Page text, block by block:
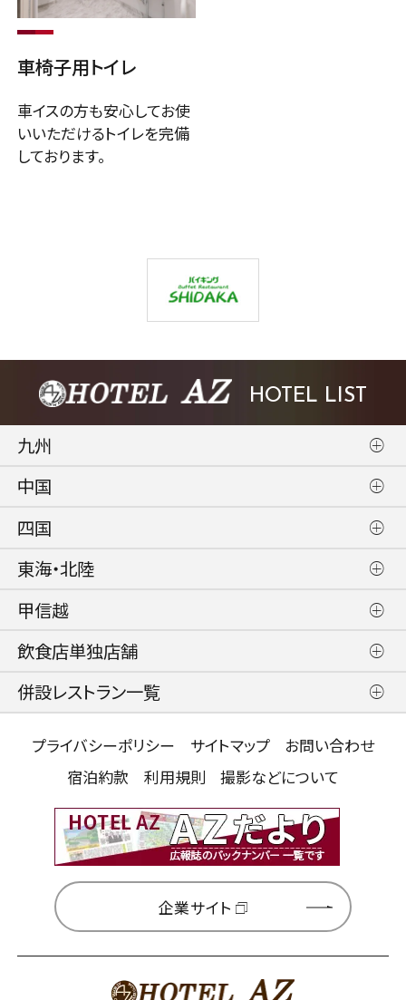
車椅子用トイレ
車イスの方も安心してお使
いいただけるトイレを完備
しております。
HOTEL LIST
九州
中国
四国
東海・北陸
甲信越
飲食店単独店舗
併設レストラン一覧
プライバシーポリシー サイトマップ
お問い合わせ
宿泊約款
利用規則 撮影などについて
企業サイト